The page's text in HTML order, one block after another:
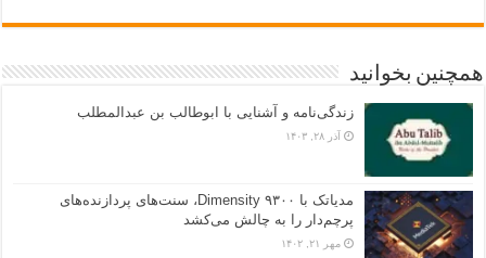
همچنین بخوانید
زندگی‌نامه و آشنایی با ابوطالب بن عبدالمطلب
آذر ۲۸, ۱۴۰۳
مدیاتک با Dimensity ۹۳۰۰، سنت‌های پردازنده‌های
پرچم‌دار را به چالش می‌کشد
مهر ۲۱, ۱۴۰۲